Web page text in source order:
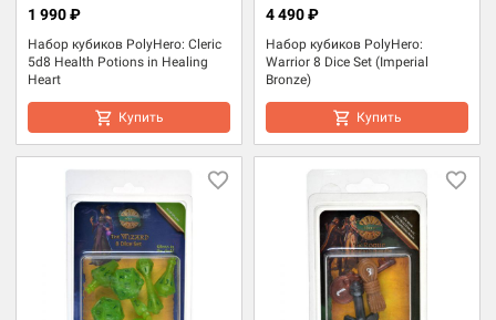
Набор кубиков PolyHero: Cleric
5d8 Health Potions in Healing
Heart
1 990 ₽
Купить
Набор кубиков PolyHero:
Warrior 8 Dice Set (Imperial
Bronze)
4 490 ₽
Купить